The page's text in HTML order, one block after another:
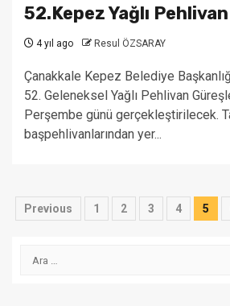
52.Kepez Yağlı
4 yıl ago Resul ÖZSARAY
Çanakkale Kepez Belediye
52. Geleneksel Yağlı Pehlivan
Perşembe günü gerçekleştirilecek.
başpehlivanlarından yer...
Yazı
Previous 1 2 3 4 5
Arama: